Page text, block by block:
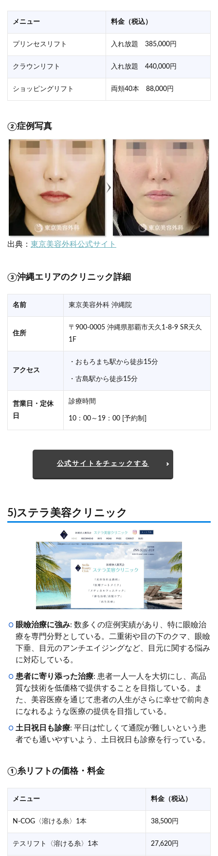
メニュー 料金（税込）
プリンセスリフト 入れ放題 385,000円
クラウンリフト 入れ放題 440,000円
ショッピングリフト 両頬40本 88,000円
②症例写真
出典： 東京美容外科公式サイト
③沖縄エリアのクリニック詳細
名前 東京美容外科 沖縄院
住所
〒900-0005 沖縄県那覇市天久1-8-9 SR天久
1F
アクセス
・おもろまち駅から徒歩15分
・古島駅から徒歩15分
営業日・定休
日
診療時間
10：00～19：00 [予約制]
公式サイトをチェックする
5)ステラ美容クリニック
眼瞼治療に強み: 数多くの症例実績があり、特に眼瞼治
療を専門分野としている。二重術や目の下のクマ、眼瞼
下垂、目元のアンチエイジングなど、目元に関する悩み
に対応している。
患者に寄り添った治療: 患者一人一人を大切にし、高品
質な技術を低価格で提供することを目指している。ま
た、美容医療を通じて患者の人生がさらに幸せで前向き
になれるような医療の提供を目指している。
土日祝日も診療: 平日は忙しくて通院が難しいという患
者でも通いやすいよう、土日祝日も診療を行っている。
①糸リフトの価格・料金
メニュー 料金（税込）
N-COG〈溶ける糸〉1本 38,500円
テスリフト〈溶ける糸〉1本 27,620円